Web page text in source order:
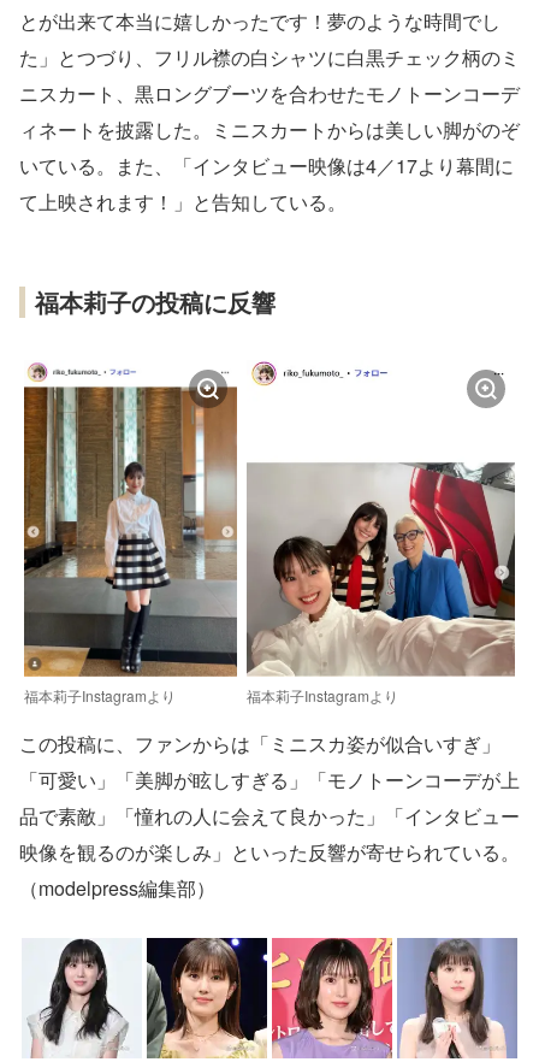
とが出来て本当に嬉しかったです！夢のような時間でし
た」とつづり、フリル襟の白シャツに白黒チェック柄のミ
ニスカート、黒ロングブーツを合わせたモノトーンコーデ
ィネートを披露した。ミニスカートからは美しい脚がのぞ
いている。また、「インタビュー映像は4／17より幕間に
て上映されます！」と告知している。
福本莉子の投稿に反響
福本莉子Instagramより 福本莉子Instagramより
この投稿に、ファンからは「ミニスカ姿が似合いすぎ」
「可愛い」「美脚が眩しすぎる」「モノトーンコーデが上
品で素敵」「憧れの人に会えて良かった」「インタビュー
映像を観るのが楽しみ」といった反響が寄せられている。
（modelpress編集部）